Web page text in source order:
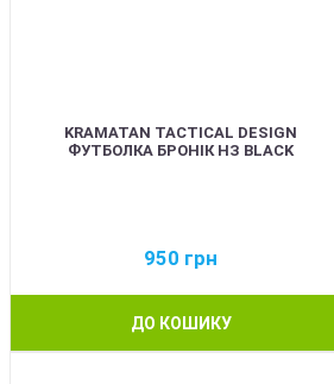
KRAMATAN TACTICAL DESIGN
ФУТБОЛКА БРОНІК НЗ BLACK
950 грн
ДО КОШИКУ